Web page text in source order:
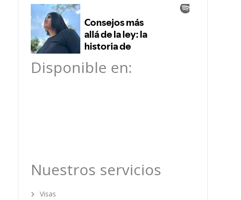
Disponible en:
Nuestros servicios
Visas